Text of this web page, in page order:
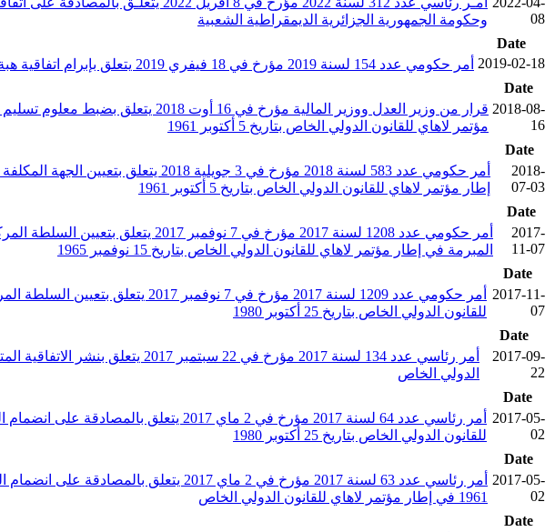
08
وحكومة الجمهورية الجزائرية الديمقراطية الشعبية
Date
2019-02-18 أمر حكومي عدد 154 لسنة 2019 مؤرخ في 18 فيفري 2019 يتعلق بإبرام اتفاقية هبة بين الاتحاد الأوروبي والجمهورية التونسية لتمويل برنامج دعم إصلاح القضاء (المرحلة 3)
Date
2018-08-
16
قرار من وزير العدل ووزير المالية
مؤتمر لاهاي للقانون الدولي الخاص بتاريخ 5 أكتوبر 1961
Date
2018-
07-03
أمر حكومي عدد 583 لسنة 2018 مؤرخ في
إطار مؤتمر لاهاي للقانون الدولي الخاص بتاريخ 5 أكتوبر 1961
Date
2017-
11-07
أمر حكومي عدد 1208 لسنة 2017 مؤرخ
المبرمة في إطار مؤتمر لاهاي للقانون الدولي الخاص بتاريخ 15 نوفمبر 1965
Date
2017-11-
07
أمر حكومي عدد 1209 لسنة 2017
للقانون الدولي الخاص بتاريخ 25 أكتوبر 1980
Date
2017-09-
22
الدولي الخاص
Date
2017-05-
02
أمر رئاسي عدد 64 لسنة 2017 مؤرخ في 2
للقانون الدولي الخاص بتاريخ 25 أكتوبر 1980
Date
2017-05-
02
1961 في إطار مؤتمر لاهاي للقانون الدولي الخاص
Date